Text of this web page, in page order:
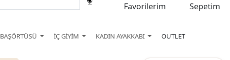
Favorilerim Sepetim
BAŞÖRTÜSÜ İÇ GİYİM KADIN AYAKKABI OUTLET